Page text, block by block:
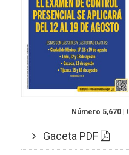
Número 5,670 |
Gaceta PDF